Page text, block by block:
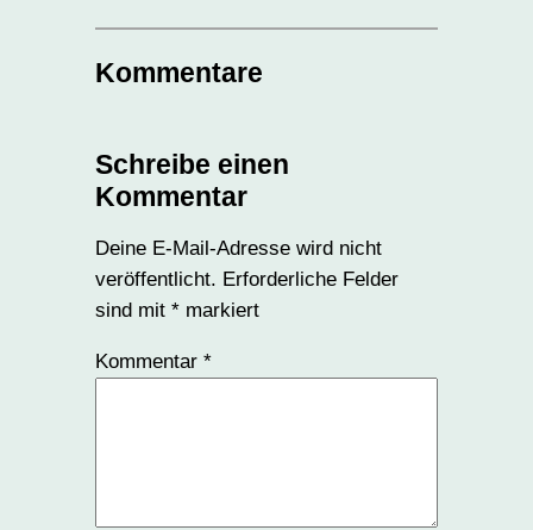
Kommentare
Schreibe einen
Kommentar
Deine E-Mail-Adresse wird nicht
veröffentlicht. Erforderliche Felder
sind mit *markiert
Kommentar *